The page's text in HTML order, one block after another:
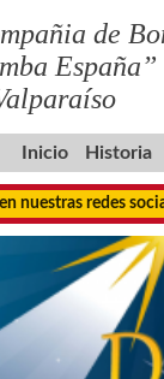
de
España”
Inicio Historia
nuestras redes